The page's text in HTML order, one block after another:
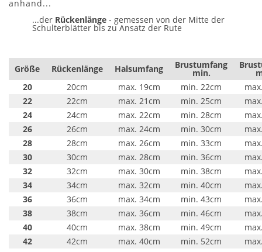
anhand...
...der Rückenlänge - gemessen von der Mitte der
Schulterblätter bis zu Ansatz der Rute
Größe Rückenlänge Halsumfang Brustumfang
min.
20
20cm max. 19cm min. 22cm
22
22cm max. 21cm min. 25cm
24
24cm max. 22cm min. 28cm
26
26cm max. 24cm min. 30cm
28
28cm max. 26cm min. 33cm
30
30cm max. 28cm min. 36cm
32
32cm max. 30cm min. 38cm
34
34cm max. 32cm min. 40cm
36
36cm max. 34cm min. 43cm
38
38cm max. 36cm min. 46cm
40
40cm max. 38cm min. 49cm
42
42cm max. 40cm min. 52cm